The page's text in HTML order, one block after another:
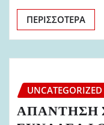
ΠΕΡΙΣΣΌΤΕΡΑ
UNCATEGORIZED
ΑΠΑΝΤΗΣΗ